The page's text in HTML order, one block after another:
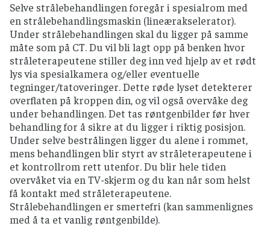
Selve strålebehandlingen foregår i spesialrom med
en strålebehandlingsmaskin (lineærakselerator).
Under strålebehandlingen skal du ligger på samme
måte som på CT. Du vil bli lagt opp på benken hvor
stråleterapeutene stiller deg inn ved hjelp av et rødt
lys via spesialkamera og/eller eventuelle
tegninger/tatoveringer. Dette røde lyset detekterer
overflaten på kroppen din, og vil også overvåke deg
under behandlingen. Det tas røntgenbilder før hver
behandling for å sikre at du ligger i riktig posisjon.
Under selve bestrålingen ligger du alene i rommet,
mens behandlingen blir styrt av stråleterapeutene i
et kontrollrom rett utenfor. Du blir hele tiden
overvåket via en TV-skjerm og du kan når som helst
få kontakt med stråleterapeutene.
Strålebehandlingen er smertefri (kan sammenlignes
med å ta et vanlig røntgenbilde).